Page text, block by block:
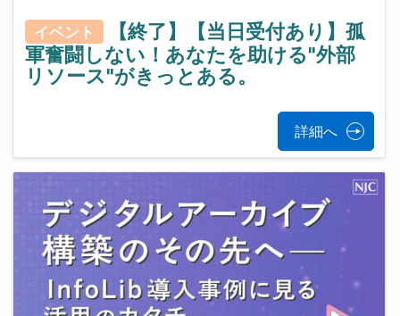
イベント
【終了】【当日受付あり】孤
軍奮闘しない！あなたを助ける"外部
リソース"がきっとある。
詳細へ